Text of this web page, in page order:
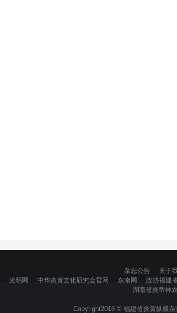
杂志公告 关于
光明网 中华炎黄文化研究会官网 东南网 政协福建
湖南省炎帝神
Copyright2018 © 福建省炎黄纵横